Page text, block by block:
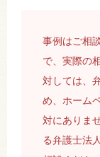
事例はご相
で、実際の
対しては、
め、ホーム
対にありま
る弁護士法